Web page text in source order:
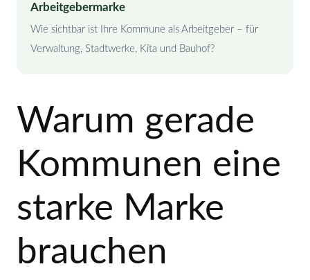
Arbeitgebermarke
Wie sichtbar ist Ihre Kommune als Arbeitgeber – für
Verwaltung, Stadtwerke, Kita und Bauhof?
Warum gerade
Kommunen eine
starke Marke
brauchen